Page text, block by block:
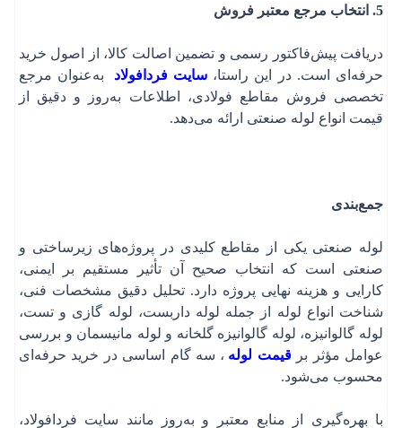
5. انتخاب مرجع معتبر فروش
دریافت پیش‌فاکتور رسمی و تضمین اصالت کالا، از اصول خرید
حرفه‌ای است. در این راستا،سایت فردافولاد
به‌عنوان مرجع
تخصصی فروش مقاطع فولادی، اطلاعات به‌روز و دقیق از
قیمت انواع لوله صنعتی ارائه می‌دهد.
جمع‌بندی
لوله صنعتی یکی از مقاطع کلیدی در پروژه‌های زیرساختی و
صنعتی است که انتخاب صحیح آن تأثیر مستقیم بر ایمنی،
کارایی و هزینه نهایی پروژه دارد. تحلیل دقیق مشخصات فنی،
شناخت انواع لوله از جمله لوله داربست، لوله گازی و تست،
لوله گالوانیزه، لوله گالوانیزه گلخانه‌ و لوله مانیسمان و بررسی
عوامل مؤثر برقیمت لوله ، سه گام اساسی در خرید حرفه‌ای
محسوب می‌شود.
با بهره‌گیری از منابع معتبر و به‌روز مانند سایت فردافولاد،